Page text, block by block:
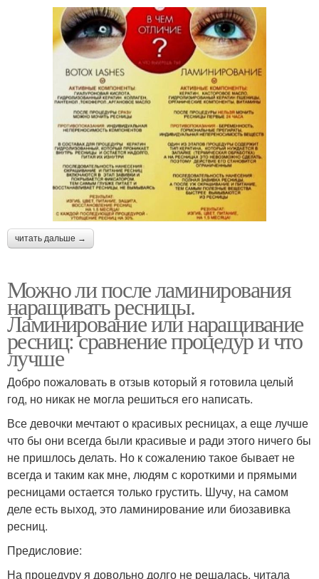
читать дальше →
Можно ли после ламинирования
наращивать ресницы.
Ламинирование или наращивание
ресниц: сравнение процедур и что
лучше
Добро пожаловать в отзыв который я готовила целый
год, но никак не могла решиться его написать.
Все девочки мечтают о красивых ресницах, а еще лучше
что бы они всегда были красивые и ради этого ничего бы
не пришлось делать. Но к сожалению такое бывает не
всегда и таким как мне, людям с короткими и прямыми
ресницами остается только грустить. Шучу, на самом
деле есть выход, это ламинирование или биозавивка
ресниц.
Предисловие:
На процедуру я довольно долго не решалась, читала